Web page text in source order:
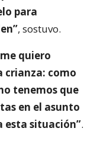
para
, sostuvo.
quiero
crianza: como
tenemos que
en el asunto
esta situación”.